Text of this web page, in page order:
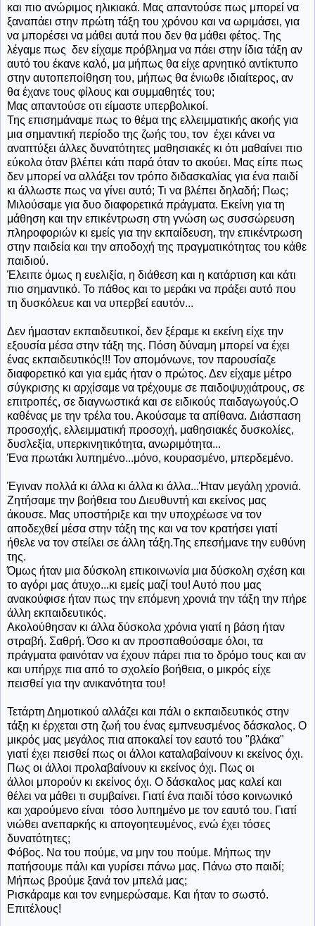
και πιο ανώριμος ηλικιακά. Μας απαντούσε πως μπορεί να
ξαναπάει στην πρώτη τάξη του χρόνου και να ωριμάσει, για
να μπορέσει να μάθει αυτά που δεν θα μάθει φέτος. Της
λέγαμε πως δεν είχαμε πρόβλημα να πάει στην ίδια τάξη αν
αυτό του έκανε καλό, μα μήπως θα είχε αρνητικό αντίκτυπο
στην αυτοπεποίθηση του, μήπως θα ένιωθε ιδιαίτερος, αν
θα έχανε τους φίλους και συμμαθητές του;
Μας απαντούσε οτι είμαστε υπερβολικοί.
Της επισημάναμε πως το θέμα της ελλειμματικής ακοής για
μια σημαντική περίοδο της ζωής του, τον έχει κάνει να
αναπτύξει άλλες δυνατότητες μαθησιακές κι ότι μαθαίνει πιο
εύκολα όταν βλέπει κάτι παρά όταν το ακούει. Μας είπε πως
δεν μπορεί να αλλάξει τον τρόπο διδασκαλίας για ένα παιδί
κι άλλωστε πως να γίνει αυτό; Τι να βλέπει δηλαδή; Πως;
Μιλούσαμε για δυο διαφορετικά πράγματα. Εκείνη για τη
μάθηση και την επικέντρωση στη γνώση ως συσσώρευση
πληροφοριών κι εμείς για την εκπαίδευση, την επικέντρωση
στην παιδεία και την αποδοχή της πραγματικότητας του κάθε
παιδιού.
Έλειπε όμως η ευελιξία, η διάθεση και η κατάρτιση και κάτι
πιο σημαντικό. Το πάθος και το μεράκι να πράξει αυτό που
τη δυσκόλευε και να υπερβεί εαυτόν...
Δεν ήμασταν εκπαιδευτικοί, δεν ξέραμε κι εκείνη είχε την
εξουσία μέσα στην τάξη της. Πόση δύναμη μπορεί να έχει
ένας εκπαιδευτικός!!! Τον απομόνωνε, τον παρουσίαζε
διαφορετικό και για εμάς ήταν ο πρώτος. Δεν είχαμε μέτρο
σύγκρισης κι αρχίσαμε να τρέχουμε σε παιδοψυχιάτρους, σε
επιτροπές, σε διαγνωστικά και σε ειδικούς παιδαγωγούς.Ο
καθένας με την τρέλα του. Ακούσαμε τα απίθανα. Διάσπαση
προσοχής, ελλειμματική προσοχή, μαθησιακές δυσκολίες,
δυσλεξία, υπερκινητικότητα, ανωριμότητα...
Ένα πρωτάκι λυπημένο...μόνο, κουρασμένο, μπερδεμένο.
Έγιναν πολλά κι άλλα κι άλλα κι άλλα...Ήταν μεγάλη χρονιά.
Ζητήσαμε την βοήθεια του Διευθυντή και εκείνος μας
άκουσε. Μας υποστήριξε και την υποχρέωσε να τον
αποδεχθεί μέσα στην τάξη της και να τον κρατήσει γιατί
ήθελε να τον στείλει σε άλλη τάξη.Της επεσήμανε την ευθύνη
της.
Όμως ήταν μια δύσκολη επικοινωνία μια δύσκολη σχέση και
το αγόρι μας άτυχο...κι εμείς μαζί του! Αυτό που μας
ανακούφισε ήταν πως την επόμενη χρονιά την τάξη την πήρε
άλλη εκπαιδευτικός.
Ακολούθησαν κι άλλα δύσκολα χρόνια γιατί η βάση ήταν
στραβή. Σαθρή. Όσο κι αν προσπαθούσαμε όλοι, τα
πράγματα φαινόταν να έχουν πάρει πια το δρόμο τους και αν
και υπήρχε πια από το σχολείο βοήθεια, ο μικρός είχε
πεισθεί για την ανικανότητα του!
Τετάρτη Δημοτικού αλλάζει και πάλι ο εκπαιδευτικός στην
τάξη κι έρχεται στη ζωή του ένας εμπνευσμένος δάσκαλος. Ο
μικρός μας μεγάλος πια αποκαλεί τον εαυτό του "βλάκα"
γιατί έχει πεισθεί πως οι άλλοι καταλαβαίνουν κι εκείνος όχι.
Πως οι άλλοι προλαβαίνουν κι εκείνος όχι. Πως οι
άλλοι μπορούν κι εκείνος όχι. Ο δάσκαλος μας καλεί και
θέλει να μάθει τι συμβαίνει. Γιατί ένα παιδί τόσο κοινωνικό
και χαρούμενο είναι τόσο λυπημένο με τον εαυτό του. Γιατί
νιώθει ανεπαρκής κι απογοητευμένος, ενώ έχει τόσες
δυνατότητες;
Φόβος. Να του πούμε, να μην του πούμε. Μήπως την
πατήσουμε πάλι και γυρίσει πάνω μας. Πάνω στο παιδί;
Μήπως βρούμε ξανά τον μπελά μας;
Ρισκάραμε και τον ενημερώσαμε. Και ήταν το σωστό.
Επιτέλους!